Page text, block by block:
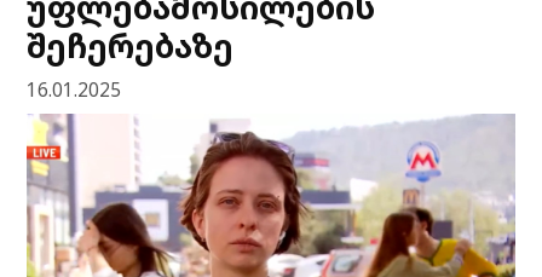
შეჩერებაზე
16.01.2025